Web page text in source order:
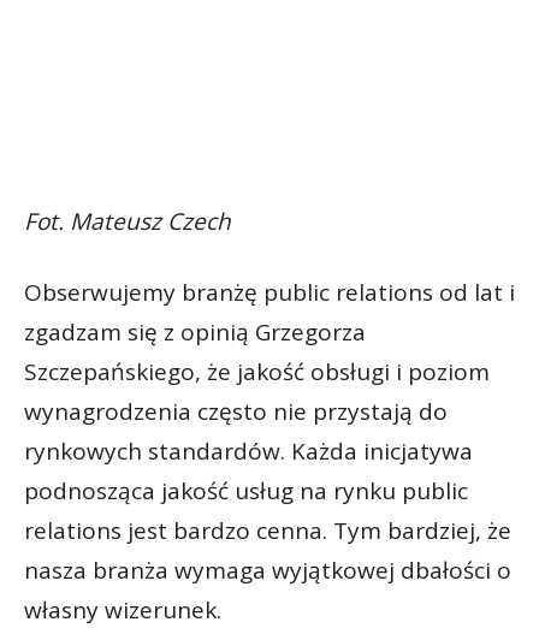
Fot. Mateusz Czech
Obserwujemy branżę public relations od lat i
zgadzam się z opinią Grzegorza
Szczepańskiego, że jakość obsługi i poziom
wynagrodzenia często nie przystają do
rynkowych standardów. Każda inicjatywa
podnosząca jakość usług na rynku public
relations jest bardzo cenna. Tym bardziej, że
nasza branża wymaga wyjątkowej dbałości o
własny wizerunek.